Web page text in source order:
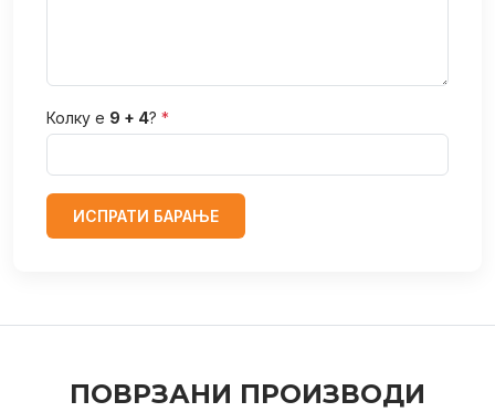
Колку е 9 + 4? *
ИСПРАТИ БАРАЊЕ
ПОВРЗАНИ ПРОИЗВОДИ